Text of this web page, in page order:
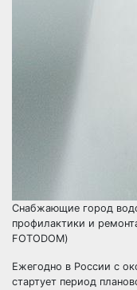
Снабжающие город
профилактики и
FOTODOM)
Ежегодно в России с
стартует период